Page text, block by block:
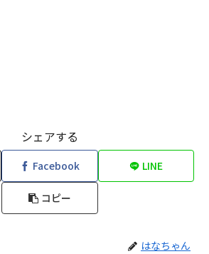
シェアする
Facebook LINE
コピー
はなちゃん